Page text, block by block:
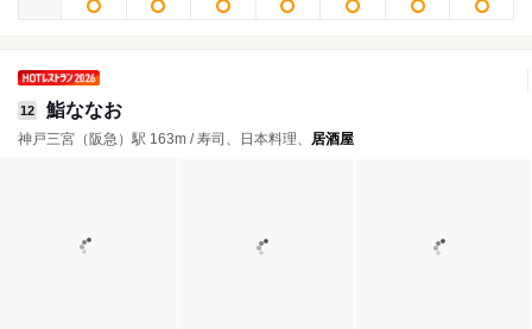
12 鮨ななお
神戸三宮（阪急）駅 163m / 寿司、日本料理、 居酒屋